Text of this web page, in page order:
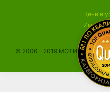
Цени и
© 2006 - 2019 МОТИКА, Сите